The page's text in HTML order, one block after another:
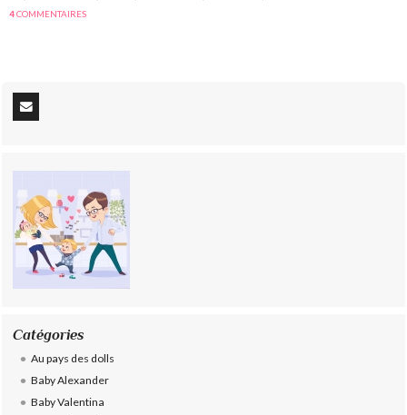
4COMMENTAIRES
Catégories
Au pays des dolls
Baby Alexander
Baby Valentina